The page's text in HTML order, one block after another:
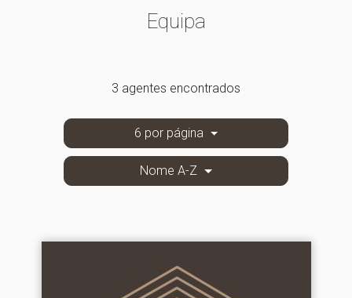
Equipa
3 agentes encontrados
6 por página
Nome A-Z